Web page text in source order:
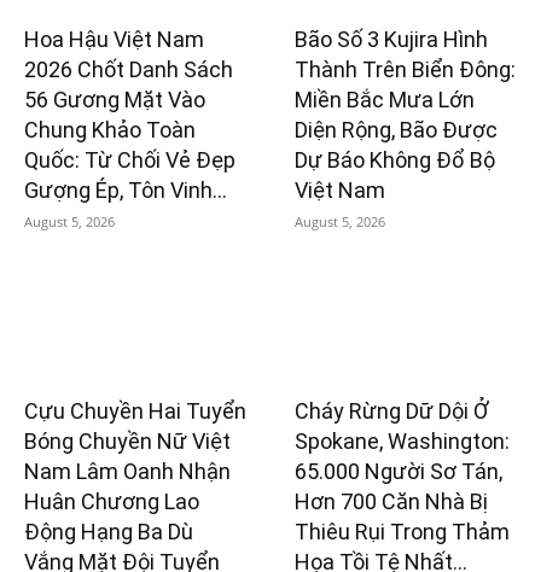
Hoa Hậu Việt Nam
2026 Chốt Danh Sách
56 Gương Mặt Vào
Chung Khảo Toàn
Quốc: Từ Chối Vẻ Đẹp
Gượng Ép, Tôn Vinh...
August 5, 2026
Bão Số 3 Kujira Hình
Thành Trên Biển Đông:
Miền Bắc Mưa Lớn
Diện Rộng, Bão Được
Dự Báo Không Đổ Bộ
Việt Nam
August 5, 2026
Cựu Chuyền Hai Tuyển
Bóng Chuyền Nữ Việt
Nam Lâm Oanh Nhận
Huân Chương Lao
Động Hạng Ba Dù
Vắng Mặt Đội Tuyển
Cháy Rừng Dữ Dội Ở
Spokane, Washington:
65.000 Người Sơ Tán,
Hơn 700 Căn Nhà Bị
Thiêu Rụi Trong Thảm
Họa Tồi Tệ Nhất...